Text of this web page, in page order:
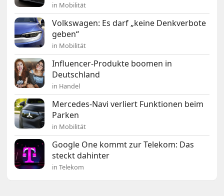
in Mobilität
Volkswagen: Es darf „keine Denkverbote
geben“
in Mobilität
Influencer-Produkte boomen in
Deutschland
in Handel
Mercedes-Navi verliert Funktionen beim
Parken
in Mobilität
Google One kommt zur Telekom: Das
steckt dahinter
in Telekom